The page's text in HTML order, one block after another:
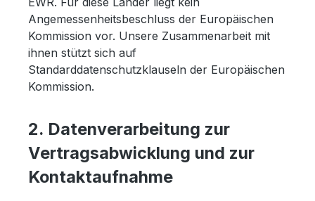
Angemessenheitsbeschluss der Europäischen
Kommission vor. Unsere Zusammenarbeit mit
ihnen stützt sich auf
Standarddatenschutzklauseln der Europäischen
Kommission.
2. Datenverarbeitung zur
Vertragsabwicklung und zur
Kontaktaufnahme